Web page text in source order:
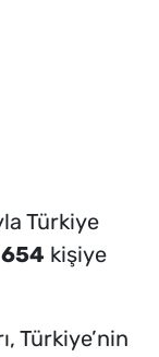
Türkiye
kişiye
Türkiye’nin